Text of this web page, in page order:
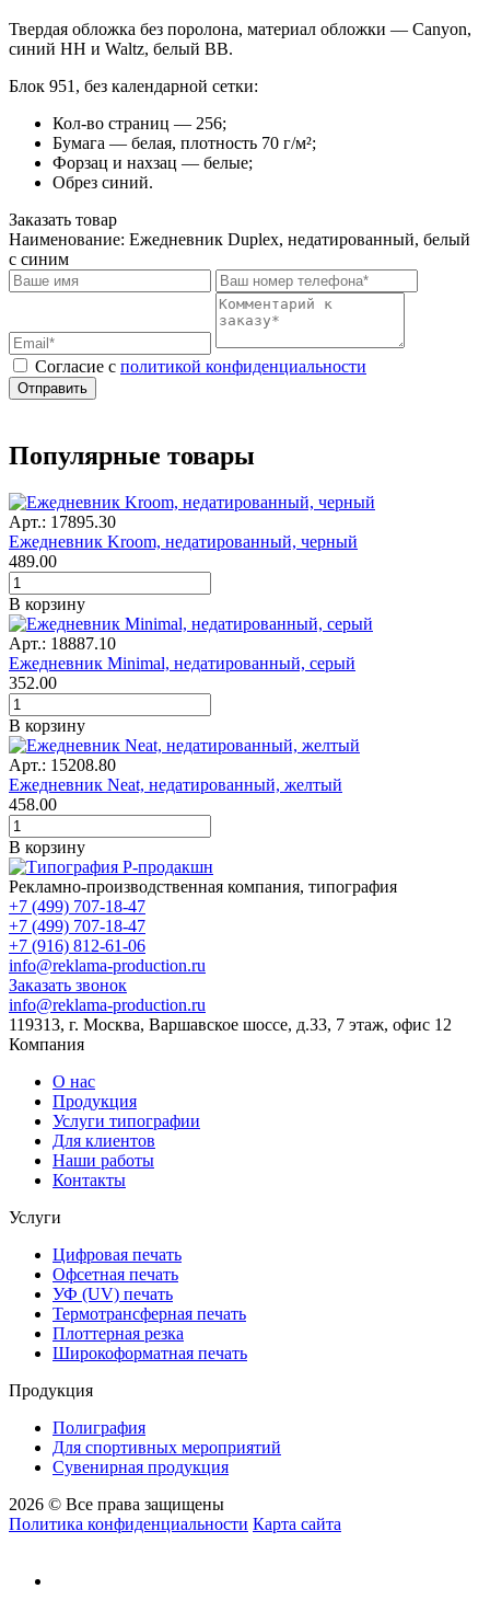
Твердая обложка без поролона, материал обложки — Canyon,
синий НН и Waltz, белый BB.
Блок 951, без календарной сетки:
Кол-во страниц — 256;
Бумага — белая, плотность 70 г/м²;
Форзац и нахзац — белые;
Обрез синий.
Заказать товар
Наименование: Ежедневник Duplex, недатированный, белый
с синим
Cогласие с политикой конфиденциальности
Отправить
Популярные товары
Арт.: 17895.30
Ежедневник Kroom, недатированный, черный
489.00
В корзину
Арт.: 18887.10
Ежедневник Minimal, недатированный, серый
352.00
В корзину
Арт.: 15208.80
Ежедневник Neat, недатированный, желтый
458.00
В корзину
Рекламно-производственная компания, типография
+7 (499) 707-18-47
+7 (499) 707-18-47
+7 (916) 812-61-06
info@reklama-production.ru
Заказать звонок
info@reklama-production.ru
119313, г. Москва, Варшавское шоссе, д.33, 7 этаж, офис 12
Компания
О нас
Продукция
Услуги типографии
Для клиентов
Наши работы
Контакты
Услуги
Цифровая печать
Офсетная печать
УФ (UV) печать
Термотрансферная печать
Плоттерная резка
Широкоформатная печать
Продукция
Полиграфия
Для спортивных мероприятий
Сувенирная продукция
2026 © Все права защищены
Политика конфиденциальности Карта сайта